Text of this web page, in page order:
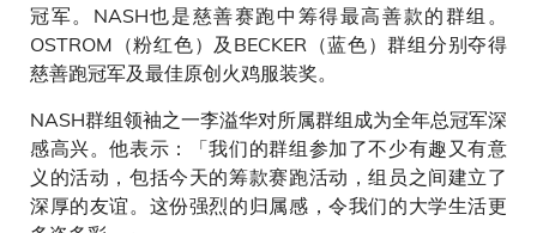
冠军。NASH也是慈善赛跑中筹得最高善款的群组。
OSTROM（粉红色）及BECKER（蓝色）群组分别夺得
慈善跑冠军及最佳原创火鸡服装奖。
NASH群组领袖之一李溢华对所属群组成为全年总冠军深
感高兴。他表示：「我们的群组参加了不少有趣又有意
义的活动，包括今天的筹款赛跑活动，组员之间建立了
深厚的友谊。这份强烈的归属感，令我们的大学生活更